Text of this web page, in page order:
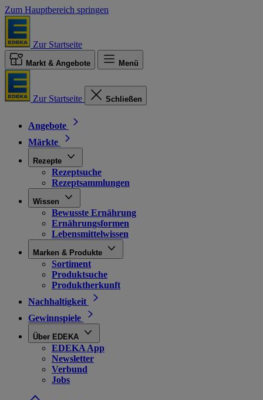
Zum Hauptbereich springen
Zur Startseite
Markt & Angebote Menü
Zur Startseite Schließen
Angebote
Märkte
Rezepte
Rezeptsuche
Rezeptsammlungen
Wissen
Bewusste Ernährung
Ernährungsformen
Lebensmittelwissen
Marken & Produkte
Sortiment
Produktsuche
Produktherkunft
Nachhaltigkeit
Gewinnspiele
Über EDEKA
EDEKA App
Newsletter
Verbund
Jobs